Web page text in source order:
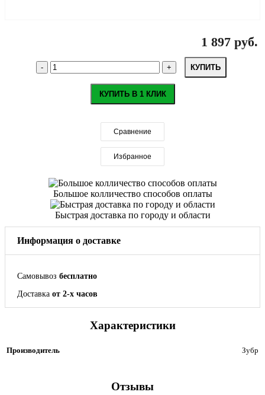
1 897 руб.
КУПИТЬ
КУПИТЬ В 1 КЛИК
Сравнение
Избранное
Большое колличество способов оплаты
Быстрая доставка по городу и области
Информация о доставке
Самовывоз бесплатно
Доставка от 2-х часов
Характеристики
Производитель Зубр
Отзывы